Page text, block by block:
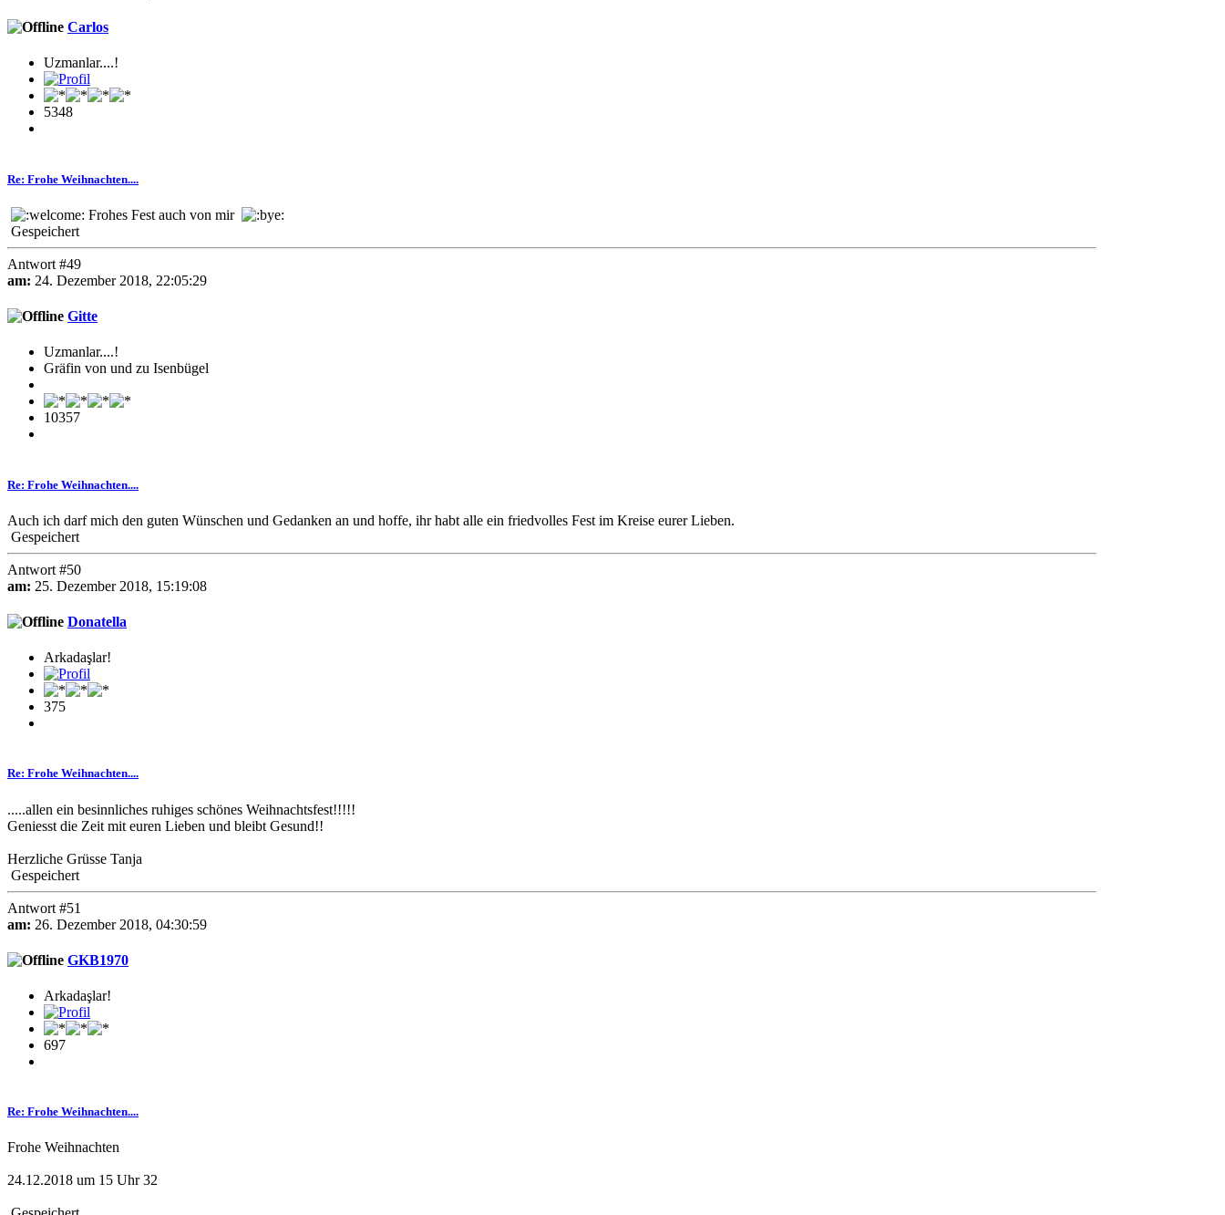
Carlos
Uzmanlar....!
5348
Re: Frohe Weihnachten....
Frohes Fest auch von mir
Gespeichert
Antwort #49
am: 24. Dezember 2018, 22:05:29
Gitte
Uzmanlar....!
Gräfin von und zu Isenbügel
10357
Re: Frohe Weihnachten....
Auch ich darf mich den guten Wünschen und Gedanken an und hoffe, ihr habt alle ein friedvolles Fest im Kreise eurer Lieben.
Gespeichert
Antwort #50
am: 25. Dezember 2018, 15:19:08
Donatella
Arkadaşlar!
375
Re: Frohe Weihnachten....
.....allen ein besinnliches ruhiges schönes Weihnachtsfest!!!!!
Geniesst die Zeit mit euren Lieben und bleibt Gesund!!
Herzliche Grüsse Tanja
Gespeichert
Antwort #51
am: 26. Dezember 2018, 04:30:59
GKB1970
Arkadaşlar!
697
Re: Frohe Weihnachten....
Frohe Weihnachten
24.12.2018 um 15 Uhr 32